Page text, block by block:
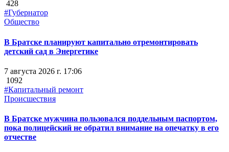
428
#Губернатор
Общество
В Братске планируют капитально отремонтировать
детский сад в Энергетике
7 августа 2026 г. 17:06
1092
#Капитальный ремонт
Происшествия
В Братске мужчина пользовался поддельным паспортом,
пока полицейский не обратил внимание на опечатку в его
отчестве